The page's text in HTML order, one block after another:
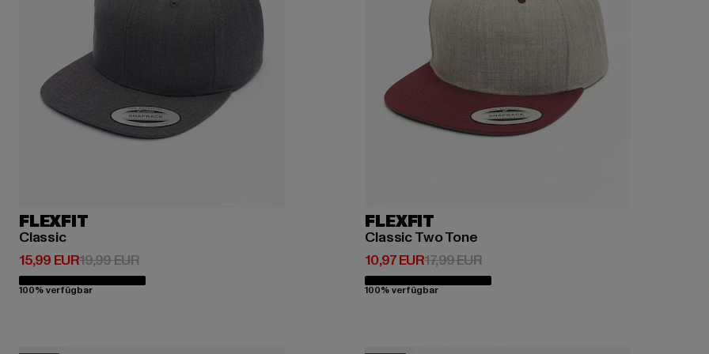
FLEXFIT
Classic
15,99 EUR
Derzeitiger Preis: 15,99 EUR
19,99 EURAktionspreis: 19,99 EUR
100% verfügbar
FLEXFIT
Classic Two Tone
10,97 EUR
Derzeitiger Preis: 10,97 EUR
17,99 EURAktionspreis: 17,99 EUR
100% verfügbar